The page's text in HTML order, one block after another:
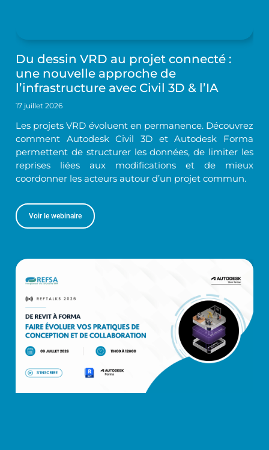
Du dessin VRD au projet connecté :
une nouvelle approche de
l’infrastructure avec Civil 3D & l’IA
17 juillet 2026
Les projets VRD évoluent en permanence. Découvrez
comment Autodesk Civil 3D et Autodesk Forma
permettent de structurer les données, de limiter les
reprises liées aux modifications et de mieux
coordonner les acteurs autour d’un projet commun.
Voir le webinaire